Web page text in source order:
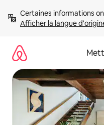
directement
Afficher la langue